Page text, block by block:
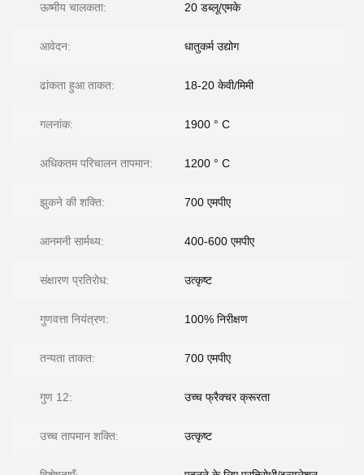
ऊष्मीय चालकता: 20 डब्लू/एमके
आवेदन: धातुकर्म उद्योग
ढांकता हुआ ताकत: 18-20 केवी/मिमी
गलनांक: 1900 ° C
अधिकतम परिचालन तापमान: 1200 ° C
झुकने की शक्ति: 700 एमपीए
आनमनी सार्मथ्य: 400-600 एमपीए
संक्षारण प्रतिरोध: उत्कृष्ट
गुणवत्ता नियंत्रण: 100% निरीक्षण
तन्यता ताकत: 700 एमपीए
गुण 12: उच्च फ्रैक्चर क्रूरता
उच्च तापमान शक्ति: उत्कृष्ट